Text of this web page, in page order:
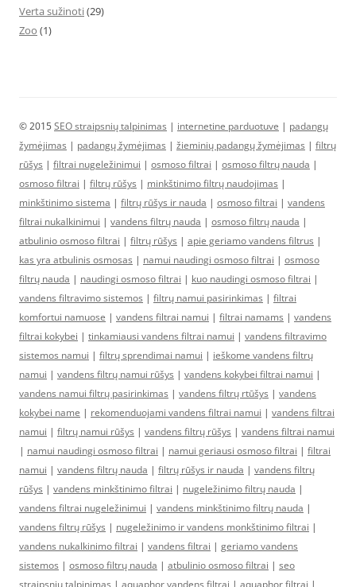
Verta sužinoti(29)
Zoo (1)
© 2015SEO straipsnių talpinimas | internetine parduotuve | padangų
žymėjimas | padangų žymėjimas | žieminių padangų žymėjimas | filtrų
rūšys | filtrai nugeležinimui | osmoso filtrai | osmoso filtrų nauda |
osmoso filtrai | filtrų rūšys | minkštinimo filtrų naudojimas |
minkštinimo sistema | filtrų rūšys ir nauda | osmoso filtrai | vandens
filtrai nukalkinimui | vandens filtrų nauda | osmoso filtrų nauda |
atbulinio osmoso filtrai | filtrų rūšys | apie geriamo vandens filtrus |
kas yra atbulinis osmosas | namui naudingi osmoso filtrai | osmoso
filtrų nauda | naudingi osmoso filtrai | kuo naudingi osmoso filtrai |
vandens filtravimo sistemos | filtrų namui pasirinkimas | filtrai
komfortui namuose | vandens filtrai namui | filtrai namams | vandens
filtrai kokybei | tinkamiausi vandens filtrai namui | vandens filtravimo
sistemos namui | filtrų sprendimai namui | ieškome vandens filtrų
namui | vandens filtrų namui rūšys | vandens kokybei filtrai namui |
vandens namui filtrų pasirinkimas | vandens filtrų rtūšys | vandens
kokybei name | rekomenduojami vandens filtrai namui | vandens filtrai
namui | filtrų namui rūšys | vandens filtrų rūšys | vandens filtrai namui
| namui naudingi osmoso filtrai | namui geriausi osmoso filtrai | filtrai
namui | vandens filtrų nauda | filtrų rūšys ir nauda | vandens filtrų
rūšys | vandens minkštinimo filtrai | nugeležinimo filtrų nauda |
vandens filtrai nugeležinimui | vandens minkštinimo filtrų nauda |
vandens filtrų rūšys | nugeležinimo ir vandens monkštinimo filtrai |
vandens nukalkinimo filtrai | vandens filtrai | geriamo vandens
sistemos | osmoso filtrų nauda | atbulinio osmoso filtrai | seo
straipsniu talpinimas | aquaphor vandens filtrai | aquaphor filtrai |